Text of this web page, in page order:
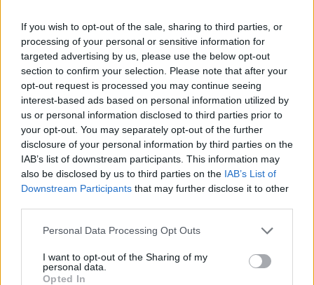
If you wish to opt-out of the sale, sharing to third parties, or
processing of your personal or sensitive information for
targeted advertising by us, please use the below opt-out
section to confirm your selection. Please note that after your
opt-out request is processed you may continue seeing
interest-based ads based on personal information utilized by
us or personal information disclosed to third parties prior to
your opt-out. You may separately opt-out of the further
disclosure of your personal information by third parties on the
IAB’s list of downstream participants. This information may
also be disclosed by us to third parties on the IAB’s List of
Downstream Participants that may further disclose it to other
Personal Data Processing Opt Outs
I want to opt-out of the Sharing of my
personal data.
Opted In
POT (Gavrilă)
PACE (Peia)
Acțiunea Conservatoare (Târziu)
PDF (Lazarus)
PUSL (D. Voiculescu)
PNȚCD (Pavelescu)
PNCR (Terheș)
Partidul Patrioților (Surugiu)